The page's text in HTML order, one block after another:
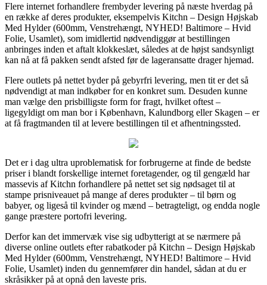
Flere internet forhandlere frembyder levering på næste hverdag på
en række af deres produkter, eksempelvis Kitchn – Design Højskab
Med Hylder (600mm, Venstrehængt, NYHED! Baltimore – Hvid
Folie, Usamlet), som imidlertid nødvendiggør at bestillingen
anbringes inden et aftalt klokkeslæt, således at de højst sandsynligt
kan nå at få pakken sendt afsted før de lageransatte drager hjemad.
Flere outlets på nettet byder på gebyrfri levering, men tit er det så
nødvendigt at man indkøber for en konkret sum. Desuden kunne
man vælge den prisbilligste form for fragt, hvilket oftest –
ligegyldigt om man bor i København, Kalundborg eller Skagen – er
at få fragtmanden til at levere bestillingen til et afhentningssted.
Det er i dag ultra uproblematisk for forbrugerne at finde de bedste
priser i blandt forskellige internet foretagender, og til gengæld har
massevis af Kitchn forhandlere på nettet set sig nødsaget til at
stampe prisniveauet på mange af deres produkter – til børn og
babyer, og ligeså til kvinder og mænd – betragteligt, og endda nogle
gange præstere portofri levering.
Derfor kan det immervæk vise sig udbytterigt at se nærmere på
diverse online outlets efter rabatkoder på Kitchn – Design Højskab
Med Hylder (600mm, Venstrehængt, NYHED! Baltimore – Hvid
Folie, Usamlet) inden du gennemfører din handel, sådan at du er
skråsikker på at opnå den laveste pris.